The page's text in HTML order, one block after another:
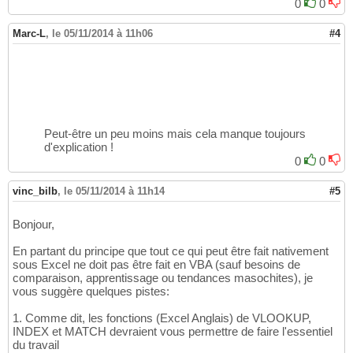
0 0
Marc-L, le 05/11/2014 à 11h06 #4
Peut-être un peu moins mais cela manque toujours
d'explication !
0
0
vinc_bilb, le 05/11/2014 à 11h14 #5
Bonjour,
En partant du principe que tout ce qui peut être fait nativement
sous Excel ne doit pas être fait en VBA (sauf besoins de
comparaison, apprentissage ou tendances masochites), je
vous suggère quelques pistes:
1. Comme dit, les fonctions (Excel Anglais) de VLOOKUP,
INDEX et MATCH devraient vous permettre de faire l'essentiel
du travail